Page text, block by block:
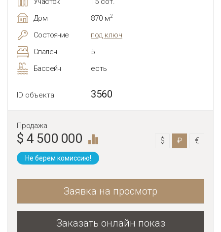
Дом
870 м2
Состояние
под ключ
Спален
5
Бассейн
есть
ID объекта 3560
Продажа
$ 4 500 000 $ ₽ €
Не берем комиссию!
Заявка на просмотр
Заказать онлайн показ